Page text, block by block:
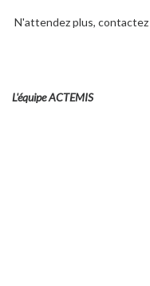
N'attendez plus, contactez
L'équipe ACTEMIS